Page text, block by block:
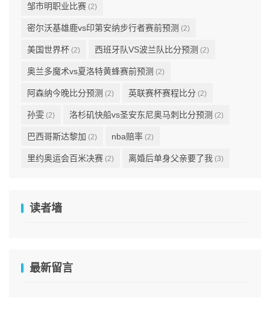
邹市明职业比赛 (2)
密尔沃基雄鹿vs印第安纳步行者赛前预测 (2)
美国世界杯 (2) 西班牙队VS波兰队比分预测 (2)
奥兰多魔术vs夏洛特黄蜂赛前预测 (2)
阿森纳今晚比分预测 (2) 英联赛杯赛程比分 (2)
孙雯 (2) 洛杉矶快船vs圣安东尼奥马刺比分预测 (2)
巴西哥斯达黎加 (2) nba赔率 (2)
里约奥运会百米决赛 (2) 离婚后单身父亲要了我 (3)
读者墙
最新留言